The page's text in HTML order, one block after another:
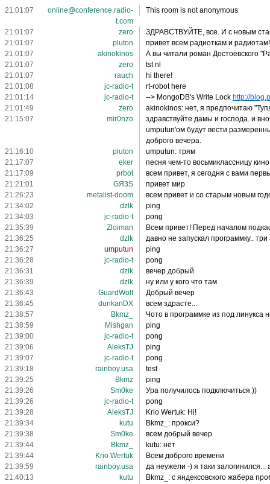
21:01:07
online@conference.radio-
t.com
This room is not anonymous
21:01:07 zero
ЗДРАВСТВУЙТЕ, все. И с новым
21:01:07
pluton
привет всем радиоткам и радиотам!
21:01:07
akinokinos
А вы читали роман Достоевского
21:01:07
zero
tst nl
21:01:07
rauch
hi there!
21:01:08
jc-radio-t
rt-robot here
21:01:14
jc-radio-t --> MongoDB's Write Lock http://
21:01:49
zero
akinokinos: нет, я предпочитаю
21:15:07
mir0nzo
здравствуйте дамы и господа. и
umputun'ом будут вести
доброго вечера.
21:16:10
pluton
umputun: трям
21:17:07
eker
песня чем-то восьмиклассницу
21:17:09
prbot
всем привет, я сегодня с вами
21:21:01
GЯ3S
привет мир
21:26:23
metalist-doom
всем привет и со старым новым
21:34:02
dzlk
ping
21:34:03
jc-radio-t
pong
21:35:39
Zloiman
Всем привет! Перед началом
21:36:25
dzlk
давно не запускал программку..
21:36:27
umputun
ping
21:36:28
jc-radio-t
pong
21:36:31
dzlk
вечер добрый
21:36:39
dzlk
ну или у кого что там
21:36:43
GuardWolf
Добрый вечер
21:36:45
dunkanDX
всем здрасте...
21:38:57
Bkmz_
Чото в программке из под линукса
21:38:59
Mishgan
ping
21:39:00
jc-radio-t
pong
21:39:06
AleksTJ
ping
21:39:07
jc-radio-t
pong
21:39:18
rainboy.usa
test
21:39:25
Bkmz
ping
21:39:26
Sm0ke
Ура получилось подключиться ))
21:39:26
jc-radio-t
pong
21:39:28
AleksTJ
Krio Wertuk: Hi!
21:39:34
kutu
Bkmz_: прокси?
21:39:38
Sm0ke
всем добрый вечер
21:39:44
Bkmz_
kutu: нет
21:39:44
Krio Wertuk
Всем доброго времени
21:39:59
rainboy.usa
да неужели -) я таки залогинился...
21:40:13
kutu
Bkmz_: с яндексовского жабера